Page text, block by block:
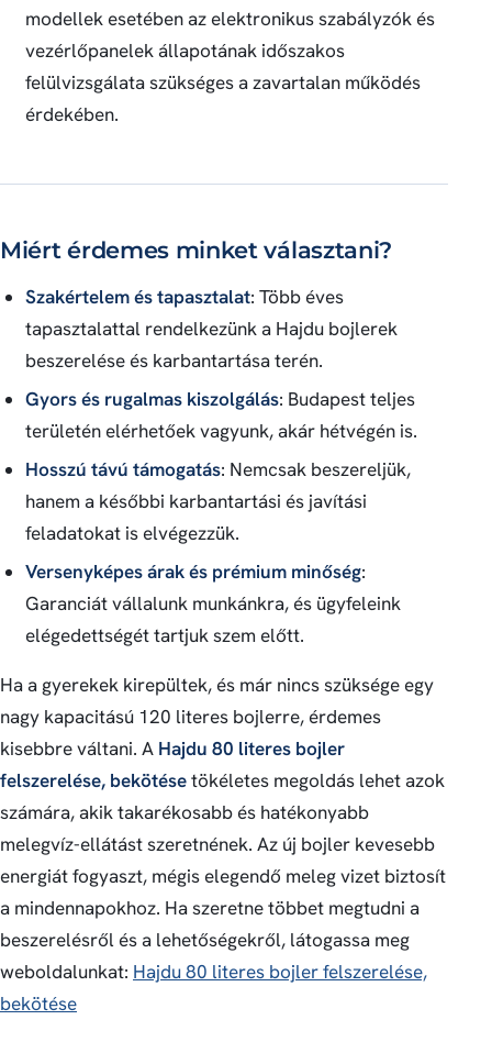
modellek esetében az elektronikus szabályzók és
vezérlőpanelek állapotának időszakos
felülvizsgálata szükséges a zavartalan működés
érdekében.
Miért érdemes minket választani?
Szakértelem és tapasztalat: Több éves
tapasztalattal rendelkezünk a Hajdu bojlerek
beszerelése és karbantartása terén.
Gyors és rugalmas kiszolgálás: Budapest teljes
területén elérhetőek vagyunk, akár hétvégén is.
Hosszú távú támogatás: Nemcsak beszereljük,
hanem a későbbi karbantartási és javítási
feladatokat is elvégezzük.
Versenyképes árak és prémium minőség:
Garanciát vállalunk munkánkra, és ügyfeleink
elégedettségét tartjuk szem előtt.
Ha a gyerekek kirepültek, és már nincs szüksége egy
nagy kapacitású 120 literes bojlerre, érdemes
kisebbre váltani. A Hajdu 80 literes bojler
felszerelése, bekötésetökéletes megoldás lehet azok
számára, akik takarékosabb és hatékonyabb
melegvíz-ellátást szeretnének. Az új bojler kevesebb
energiát fogyaszt, mégis elegendő meleg vizet biztosít
a mindennapokhoz. Ha szeretne többet megtudni a
beszerelésről és a lehetőségekről, látogassa meg
weboldalunkat: Hajdu 80 literes bojler felszerelése,
bekötése